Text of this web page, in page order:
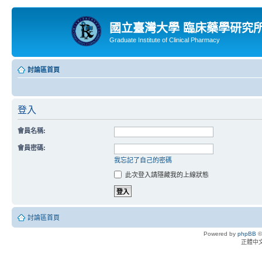
國立臺灣大學 臨床藥學研究
Graduate Institute of Clinical Pharmacy
討論區首頁
登入
會員名稱:
會員密碼:
我忘記了自己的密碼
此次登入請隱藏我的上線狀態
討論區首頁
Powered by phpBB
正體中